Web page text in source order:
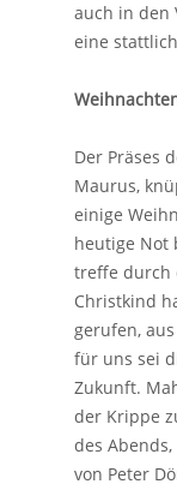
auch in den
eine
Der Präses
Maurus,
einige
heutige Not
treffe durch
Christkind
gerufen,
für uns sei
Zukunft.
der Krippe
des
von Peter